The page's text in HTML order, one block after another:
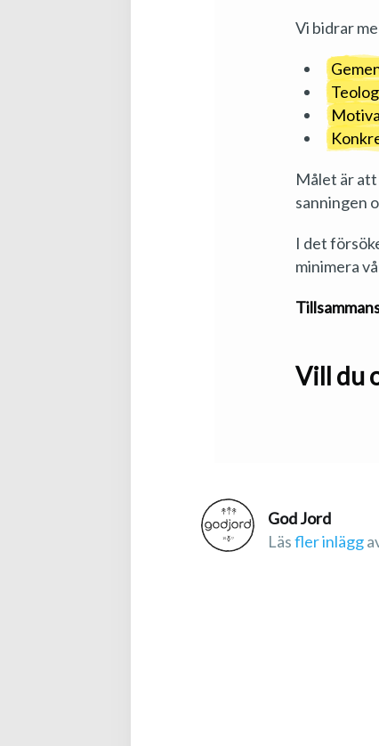
Vi bidrar
Målet är att
sanningen
I det
minimera
Vill du
God Jord
Läsfler inlägg